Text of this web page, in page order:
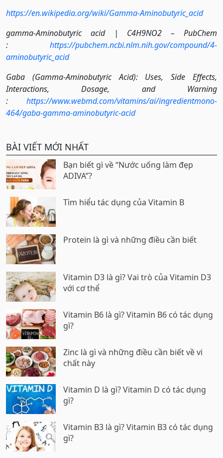
https://en.wikipedia.org/wiki/Gamma-Aminobutyric_acid
gamma-Aminobutyric acid | C4H9NO2 – PubChem
: https://pubchem.ncbi.nlm.nih.gov/compound/4-
aminobutyric_acid
Gaba (Gamma-Aminobutyric Acid): Uses, Side Effects,
Interactions, Dosage, and Warning
: https://www.webmd.com/vitamins/ai/ingredientmono-
464/gaba-gamma-aminobutyric-acid
BÀI VIẾT MỚI NHẤT
Bạn biết gì về “Nước uống làm đẹp
ADIVA”?
Tìm hiểu tác dụng của Vitamin B
Protein là gì và những điều cần biết
Vitamin D3 là gì? Vai trò của Vitamin D3
với cơ thể
Vitamin B6 là gì? Vitamin B6 có tác dụng
gì?
Zinc là gì và những điều cần biết về vi
chất này
Vitamin D là gì? Vitamin D có tác dụng
gì?
Vitamin B3 là gì? Vitamin B3 có tác dụng
gì?